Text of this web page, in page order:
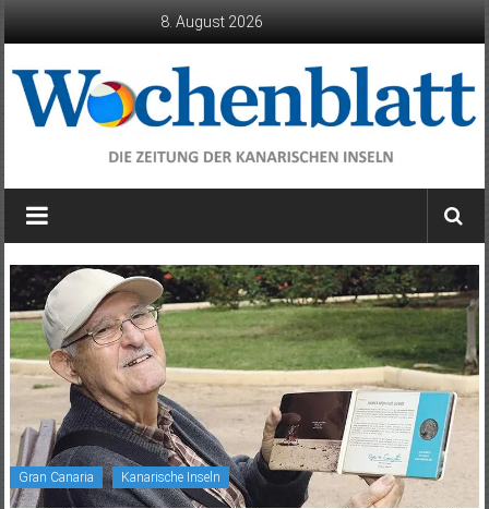
8. August 2026
Wochenblatt
die
der
Kanarischen
Inseln
Gran Canaria Kanarische Inseln